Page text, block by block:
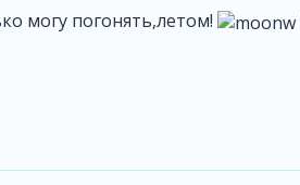
могу погонять,летом!